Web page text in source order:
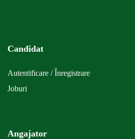
Candidat
Autentificare / Înregistrare
Joburi
Angajator